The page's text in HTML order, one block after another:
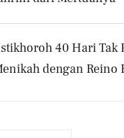
40 Hari Tak
dengan Reino